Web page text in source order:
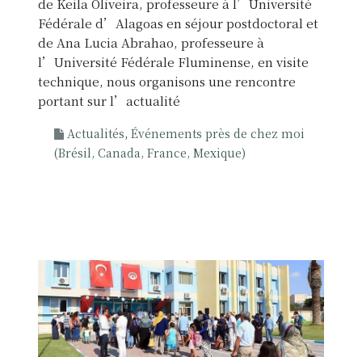
de Keila Oliveira, professeure à l’Université
Fédérale d’Alagoas en séjour postdoctoral et
de Ana Lucia Abrahao, professeure à
l’Université Fédérale Fluminense, en visite
technique, nous organisons une rencontre
portant sur l’actualité
Actualités, Événements près de chez moi
(Brésil, Canada, France, Mexique)